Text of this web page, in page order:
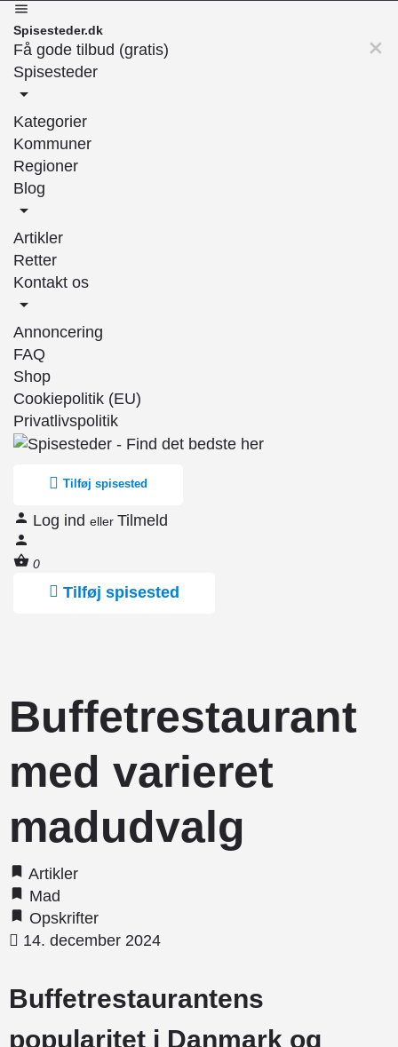
Spisesteder.dk
Få gode tilbud (gratis)
Spisesteder
Kategorier
Kommuner
Regioner
Blog
Artikler
Retter
Kontakt os
Annoncering
FAQ
Shop
Cookiepolitik (EU)
Privatlivspolitik
Tilføj spisested
Log ind eller Tilmeld
0
Tilføj spisested
Buffetrestaurant
med varieret
madudvalg
Artikler
Mad
Opskrifter
14. december 2024
Buffetrestaurantens
popularitet i Danmark og